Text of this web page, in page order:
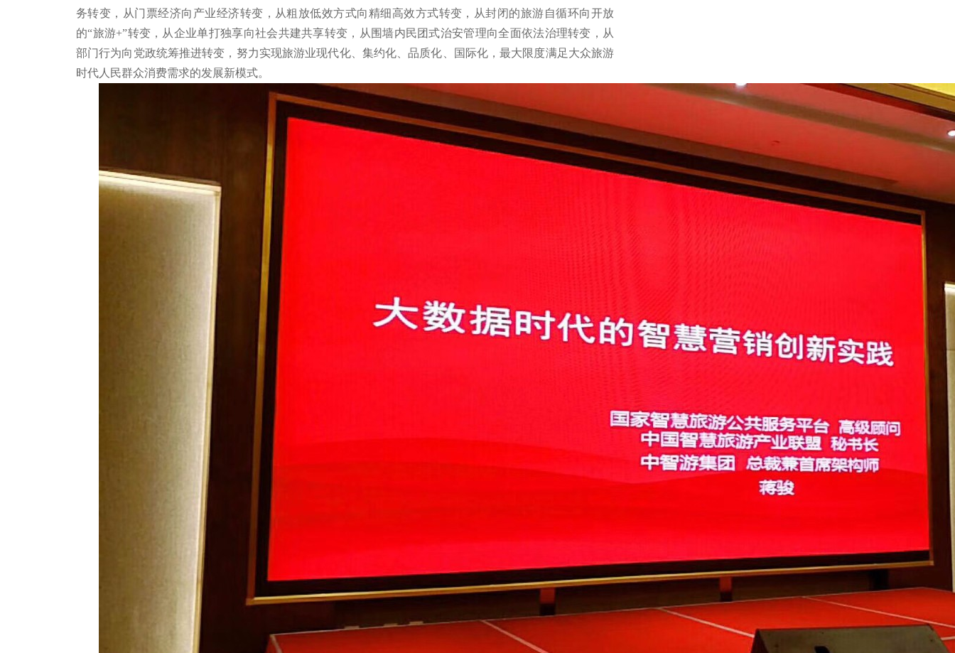
务转变，从门票经济向产业经济转变，从粗放低效方式向精细高效方式转变，从封闭的旅游自循环向开放
的“旅游+”转变，从企业单打独享向社会共建共享转变，从围墙内民团式治安管理向全面依法治理转变，从
部门行为向党政统筹推进转变，努力实现旅游业现代化、集约化、品质化、国际化，最大限度满足大众旅游
时代人民群众消费需求的发展新模式。